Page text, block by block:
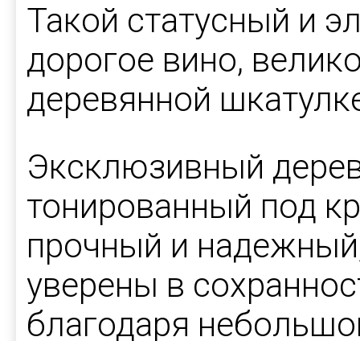
Такой статусный и
дорогое вино,
деревянной
Эксклюзивный
тонированный под
прочный и
уверены в
благодаря